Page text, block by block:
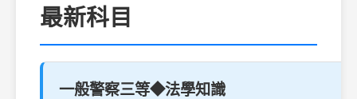
最新科目
一般警察三等◆法學知識